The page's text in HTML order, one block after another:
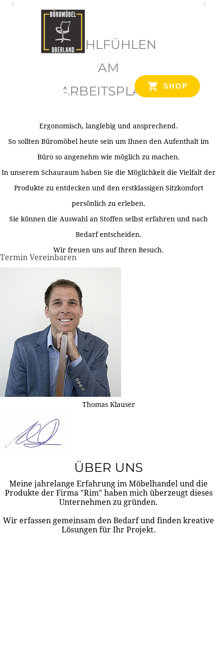
SHOP
WOHLFÜHLEN
AM
ARBEITSPLATZ
Ergonomisch, langlebig und ansprechend.
So sollten Büromöbel heute sein um Ihnen den Aufenthalt im
Büro so angenehm wie möglich zu machen.
In unserem Schauraum haben Sie die Möglichkeit die Vielfalt der
Produkte zu entdecken und den erstklassigen Sitzkomfort
persönlich zu erleben.
Sie können die Auswahl an Stoffen selbst erfahren und nach
Bedarf entscheiden.
Wir freuen uns auf Ihren Besuch.
Termin Vereinbaren
Thomas Klauser
ÜBER UNS
Meine jahrelange Erfahrung im Möbelhandel und die
Produkte der Firma "Rim" haben mich überzeugt dieses
Unternehmen zu gründen.
Wir erfassen gemeinsam den Bedarf und finden kreative
Lösungen für Ihr Projekt.